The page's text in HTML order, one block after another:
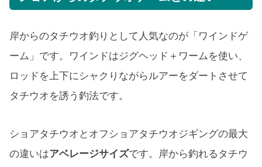
岸からのタチウオ釣りとして人気なのが「ワインドゲ
ーム」です。ワインドはジグヘッド＋ワームを使い、
ロッドを上下にシャクりながらルアーをダートさせて
タチウオを誘う釣法です。
ショアタチウオとオフショアタチウオジギングの最大
の違いはアベレージサイズです。岸から釣れるタチウ